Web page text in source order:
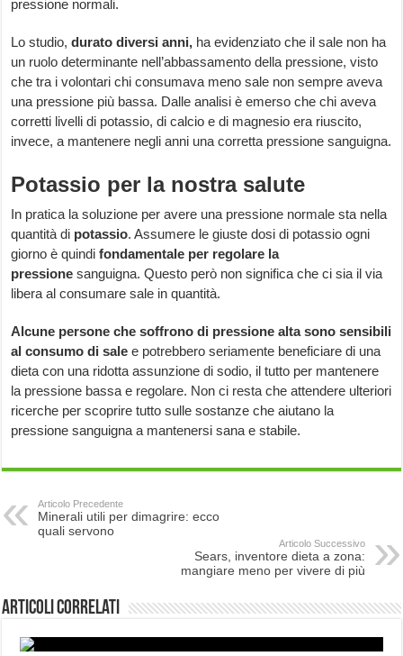
pressione normali.
Lo studio, durato diversi anni, ha evidenziato che il sale non ha
un ruolo determinante nell’abbassamento della pressione, visto
che tra i volontari chi consumava meno sale non sempre aveva
una pressione più bassa. Dalle analisi è emerso che chi aveva
corretti livelli di potassio, di calcio e di magnesio era riuscito,
invece, a mantenere negli anni una corretta pressione sanguigna.
Potassio per la nostra salute
In pratica la soluzione per avere una pressione normale sta nella
quantità di potassio. Assumere le giuste dosi di potassio ogni
giorno è quindifondamentale per regolare la
pressione sanguigna. Questo però non significa che ci sia il via
libera al consumare sale in quantità.
Alcune persone che soffrono di pressione alta sono sensibili
al consumo di sale e potrebbero seriamente beneficiare di una
dieta con una ridotta assunzione di sodio, il tutto per mantenere
la pressione bassa e regolare. Non ci resta che attendere ulteriori
ricerche per scoprire tutto sulle sostanze che aiutano la
pressione sanguigna a mantenersi sana e stabile.
Articolo Precedente
Minerali utili per dimagrire: ecco
quali servono
Articolo Successivo
Sears, inventore dieta a zona:
mangiare meno per vivere di più
Articoli correlati